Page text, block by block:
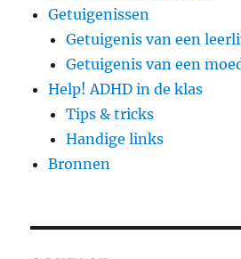
Getuigenissen
Getuigenis van een
Getuigenis van een
Help! ADHD in de klas
Tips & tricks
Handige links
Bronnen